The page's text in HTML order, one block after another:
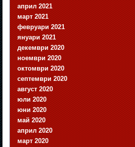
април 2021
март 2021
февруари 2021
януари 2021
декември 2020
ноември 2020
октомври 2020
септември 2020
август 2020
юли 2020
юни 2020
май 2020
април 2020
март 2020